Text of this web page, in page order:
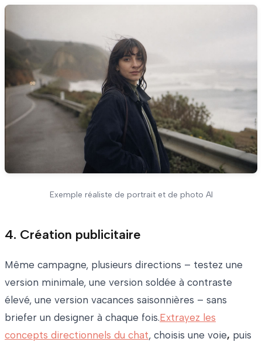
Exemple réaliste de portrait et de photo AI
4. Création publicitaire
Même campagne, plusieurs directions – testez une
version minimale, une version soldée à contraste
élevé, une version vacances saisonnières – sans
briefer un designer à chaque fois.Extrayez les
concepts directionnels du chat, choisis une voie, puis